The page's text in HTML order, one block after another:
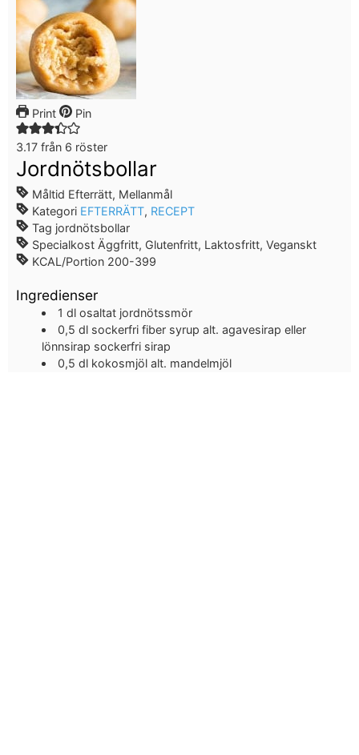
Print Pin
3.17 från 6 röster
Jordnötsbollar
Måltid Efterrätt, Mellanmål
Kategori EFTERRÄTT, RECEPT
Tag jordnötsbollar
Specialkost Äggfritt, Glutenfritt, Laktosfritt, Veganskt
KCAL/Portion 200-399
Ingredienser
1 dlosaltat jordnötssmör
0,5 dl sockerfri fiber syrup alt. agavesirap eller
lönnsirap sockerfri sirap
0,5 dl kokosmjöl alt. mandelmjöl